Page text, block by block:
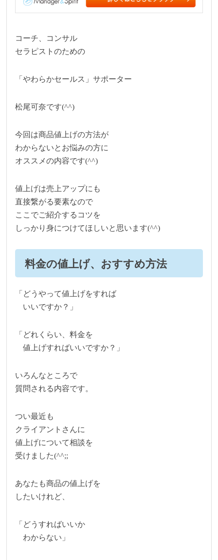
コーチ、コンサル
セラピストのための
「やわらかセールス」サポーター
松尾可奈です(^^)
今回は商品値上げの方法が
わからないとお悩みの方に
オススメの内容です(^^)
値上げは売上アップにも
直接繋がる要素なので
ここでご紹介するコツを
しっかり身につけてほしいと思います(^^)
料金の値上げ、おすすめ方法
「どうやって値上げをすれば
いいですか？」
「どれくらい、料金を
値上げすればいいですか？」
いろんなところで
質問される内容です。
つい最近も
クライアントさんに
値上げについて相談を
受けました(^^;;
あなたも商品の値上げを
したいけれど、
「どうすればいいか
わからない」